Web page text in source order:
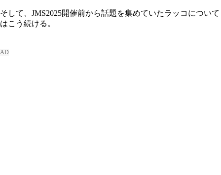
そして、JMS2025開催前から話題を集めていたラッコについて
はこう続ける。